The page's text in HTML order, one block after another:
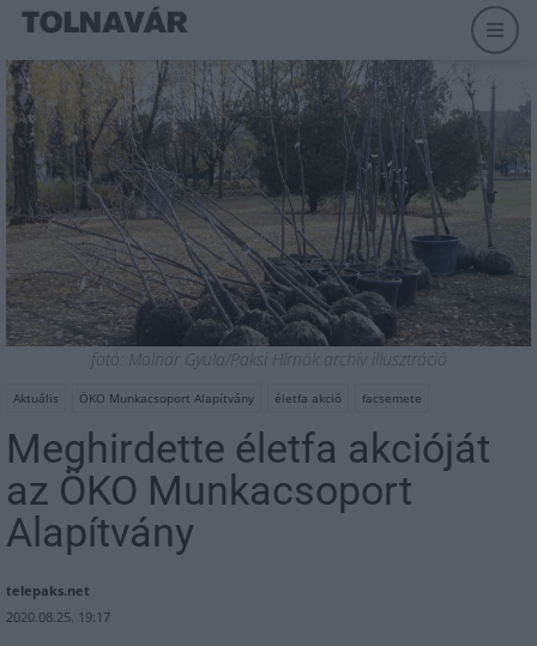
fotó: Molnár Gyula/Paksi Hírnök archív illusztráció
Aktuális ÖKO Munkacsoport Alapítvány életfa akció facsemete
Meghirdette életfa akcióját
az ÖKO Munkacsoport
Alapítvány
telepaks.net
2020.08.25. 19:17